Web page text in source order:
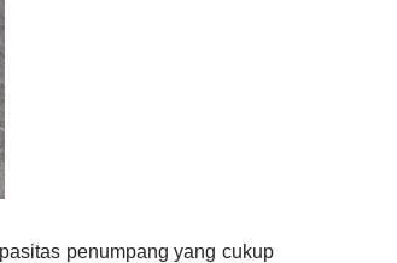
penumpang yang cukup